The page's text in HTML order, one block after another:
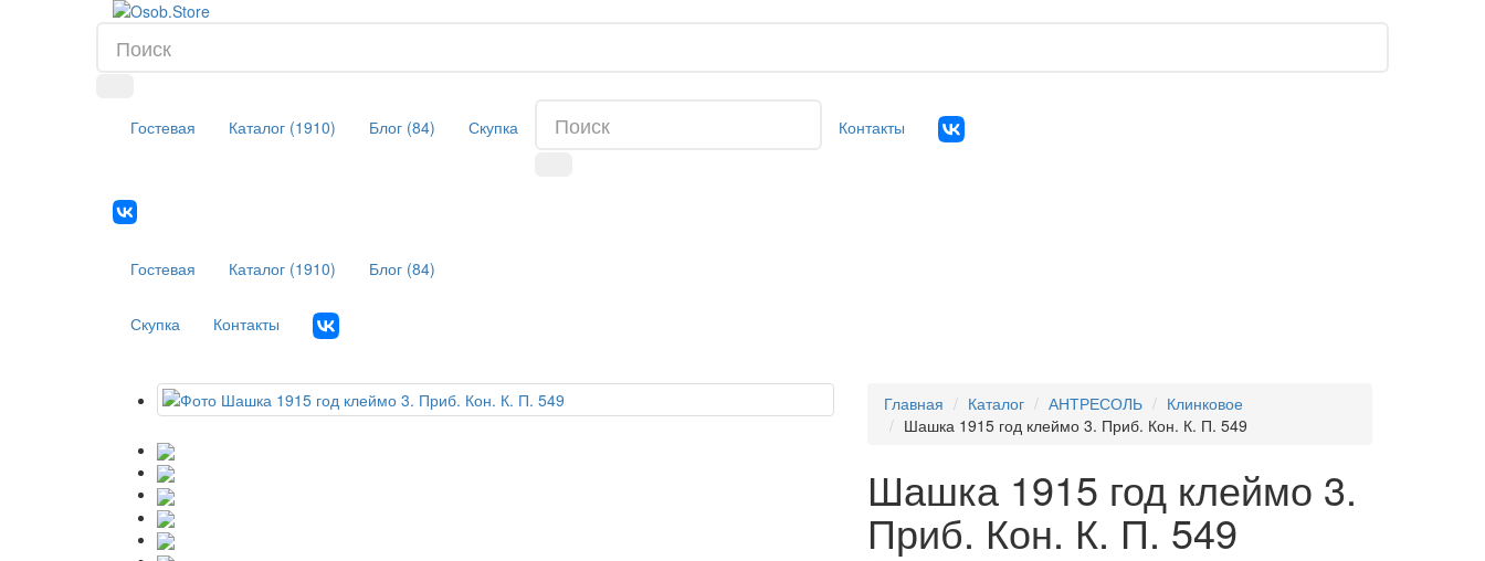
Гостевая Каталог (1910) Блог (84) Скупка Контакты
Гостевая Каталог (1910) Блог (84)
Скупка Контакты
Главная Каталог АНТРЕСОЛЬ
Клинковое
Шашка 1915 год клеймо 3. Приб. Кон. К. П. 549
Шашка 1915 год клеймо 3.
Приб. Кон. К. П. 549